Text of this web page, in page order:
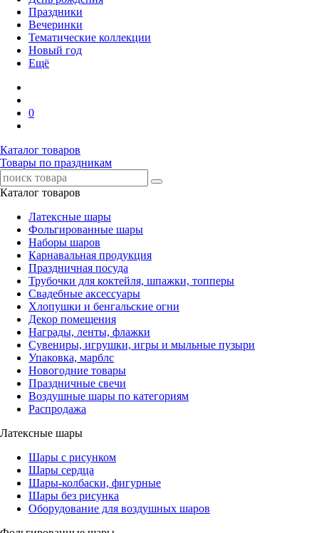
Праздники
Вечеринки
Тематические коллекции
Новый год
Ещё
0
Каталог товаров
Товары по праздникам
Каталог товаров
Латексные шары
Фольгированные шары
Наборы шаров
Карнавальная продукция
Праздничная посуда
Трубочки для коктейля, шпажки, топперы
Свадебные аксессуары
Хлопушки и бенгальские огни
Декор помещения
Награды, ленты, флажки
Сувениры, игрушки, игры и мыльные пузыри
Упаковка, марблс
Новогодние товары
Праздничные свечи
Воздушные шары по категориям
Распродажа
Латексные шары
Шары с рисунком
Шары сердца
Шары-колбаски, фигурные
Шары без рисунка
Оборудование для воздушных шаров